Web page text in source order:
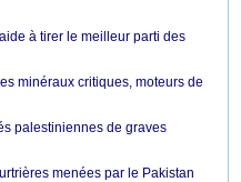
à tirer le meilleur parti des
minéraux critiques, moteurs de
palestiniennes de graves
menées par le Pakistan